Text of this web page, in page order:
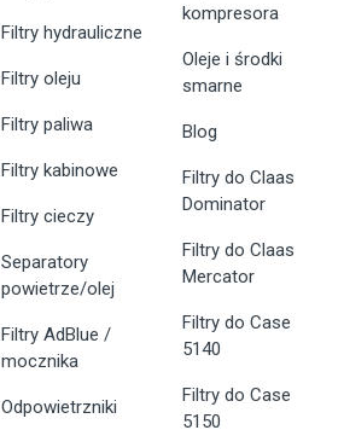
Filtry hydrauliczne
Filtry oleju
Filtry paliwa
Filtry kabinowe
Filtry cieczy
Separatory
powietrze/olej
Filtry AdBlue /
mocznika
Odpowietrzniki
kompresora
Oleje i środki
smarne
Blog
Filtry do Claas
Dominator
Filtry do Claas
Mercator
Filtry do Case
5140
Filtry do Case
5150